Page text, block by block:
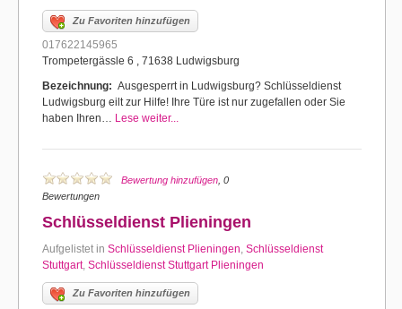
Zu Favoriten hinzufügen
017622145965
Trompetergässle 6 , 71638 Ludwigsburg
Bezeichnung: Ausgesperrt in Ludwigsburg? Schlüsseldienst
Ludwigsburg eilt zur Hilfe! Ihre Türe ist nur zugefallen oder Sie
haben Ihren… Lese weiter...
Bewertung hinzufügen , 0
Bewertungen
Schlüsseldienst Plieningen
Aufgelistet in Schlüsseldienst Plieningen, Schlüsseldienst
Stuttgart, Schlüsseldienst Stuttgart Plieningen
Zu Favoriten hinzufügen